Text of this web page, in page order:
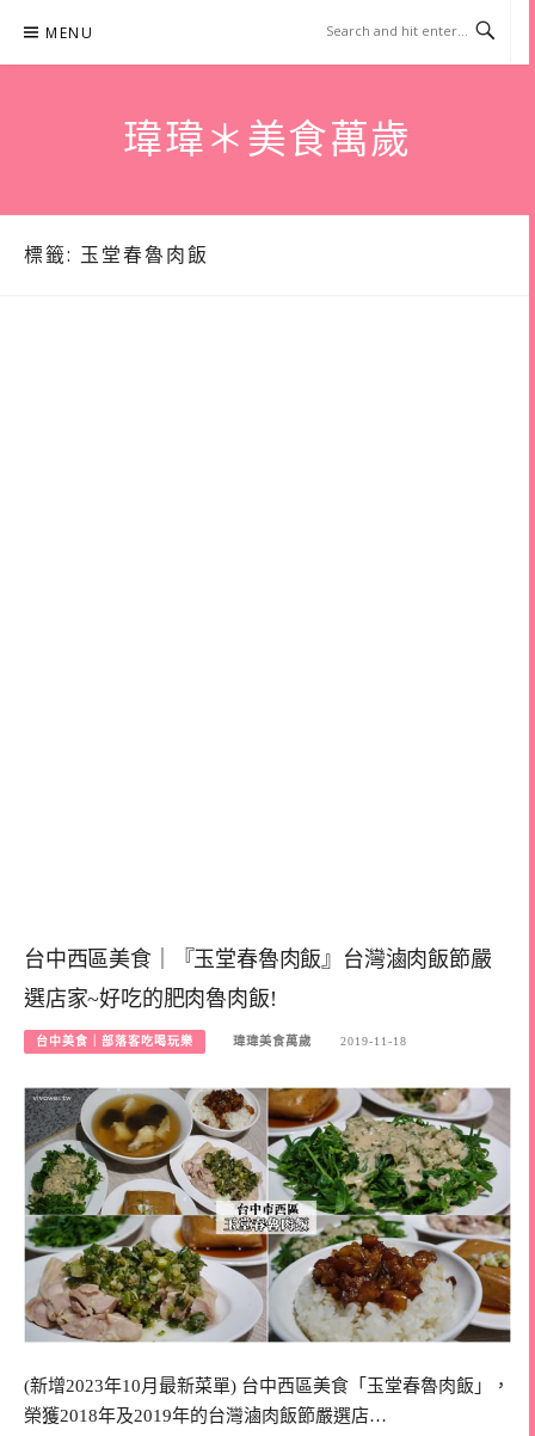
content
MENU
瑋瑋＊美食萬歲
標籤: 玉堂春魯肉飯
台中西區美食｜『玉堂春魯肉飯』台灣滷肉飯節嚴
選店家~好吃的肥肉魯肉飯!
台中美食｜部落客吃喝玩樂 瑋瑋美食萬歲 2019-11-18
(新增2023年10月最新菜單) 台中西區美食「玉堂春魯肉飯」，
榮獲2018年及2019年的台灣滷肉飯節嚴選店…